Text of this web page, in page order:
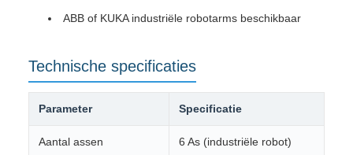
ABB of KUKA industriële robotarms beschikbaar
Technische specificaties
Parameter Specificatie
Aantal assen 6 As (industriële robot)